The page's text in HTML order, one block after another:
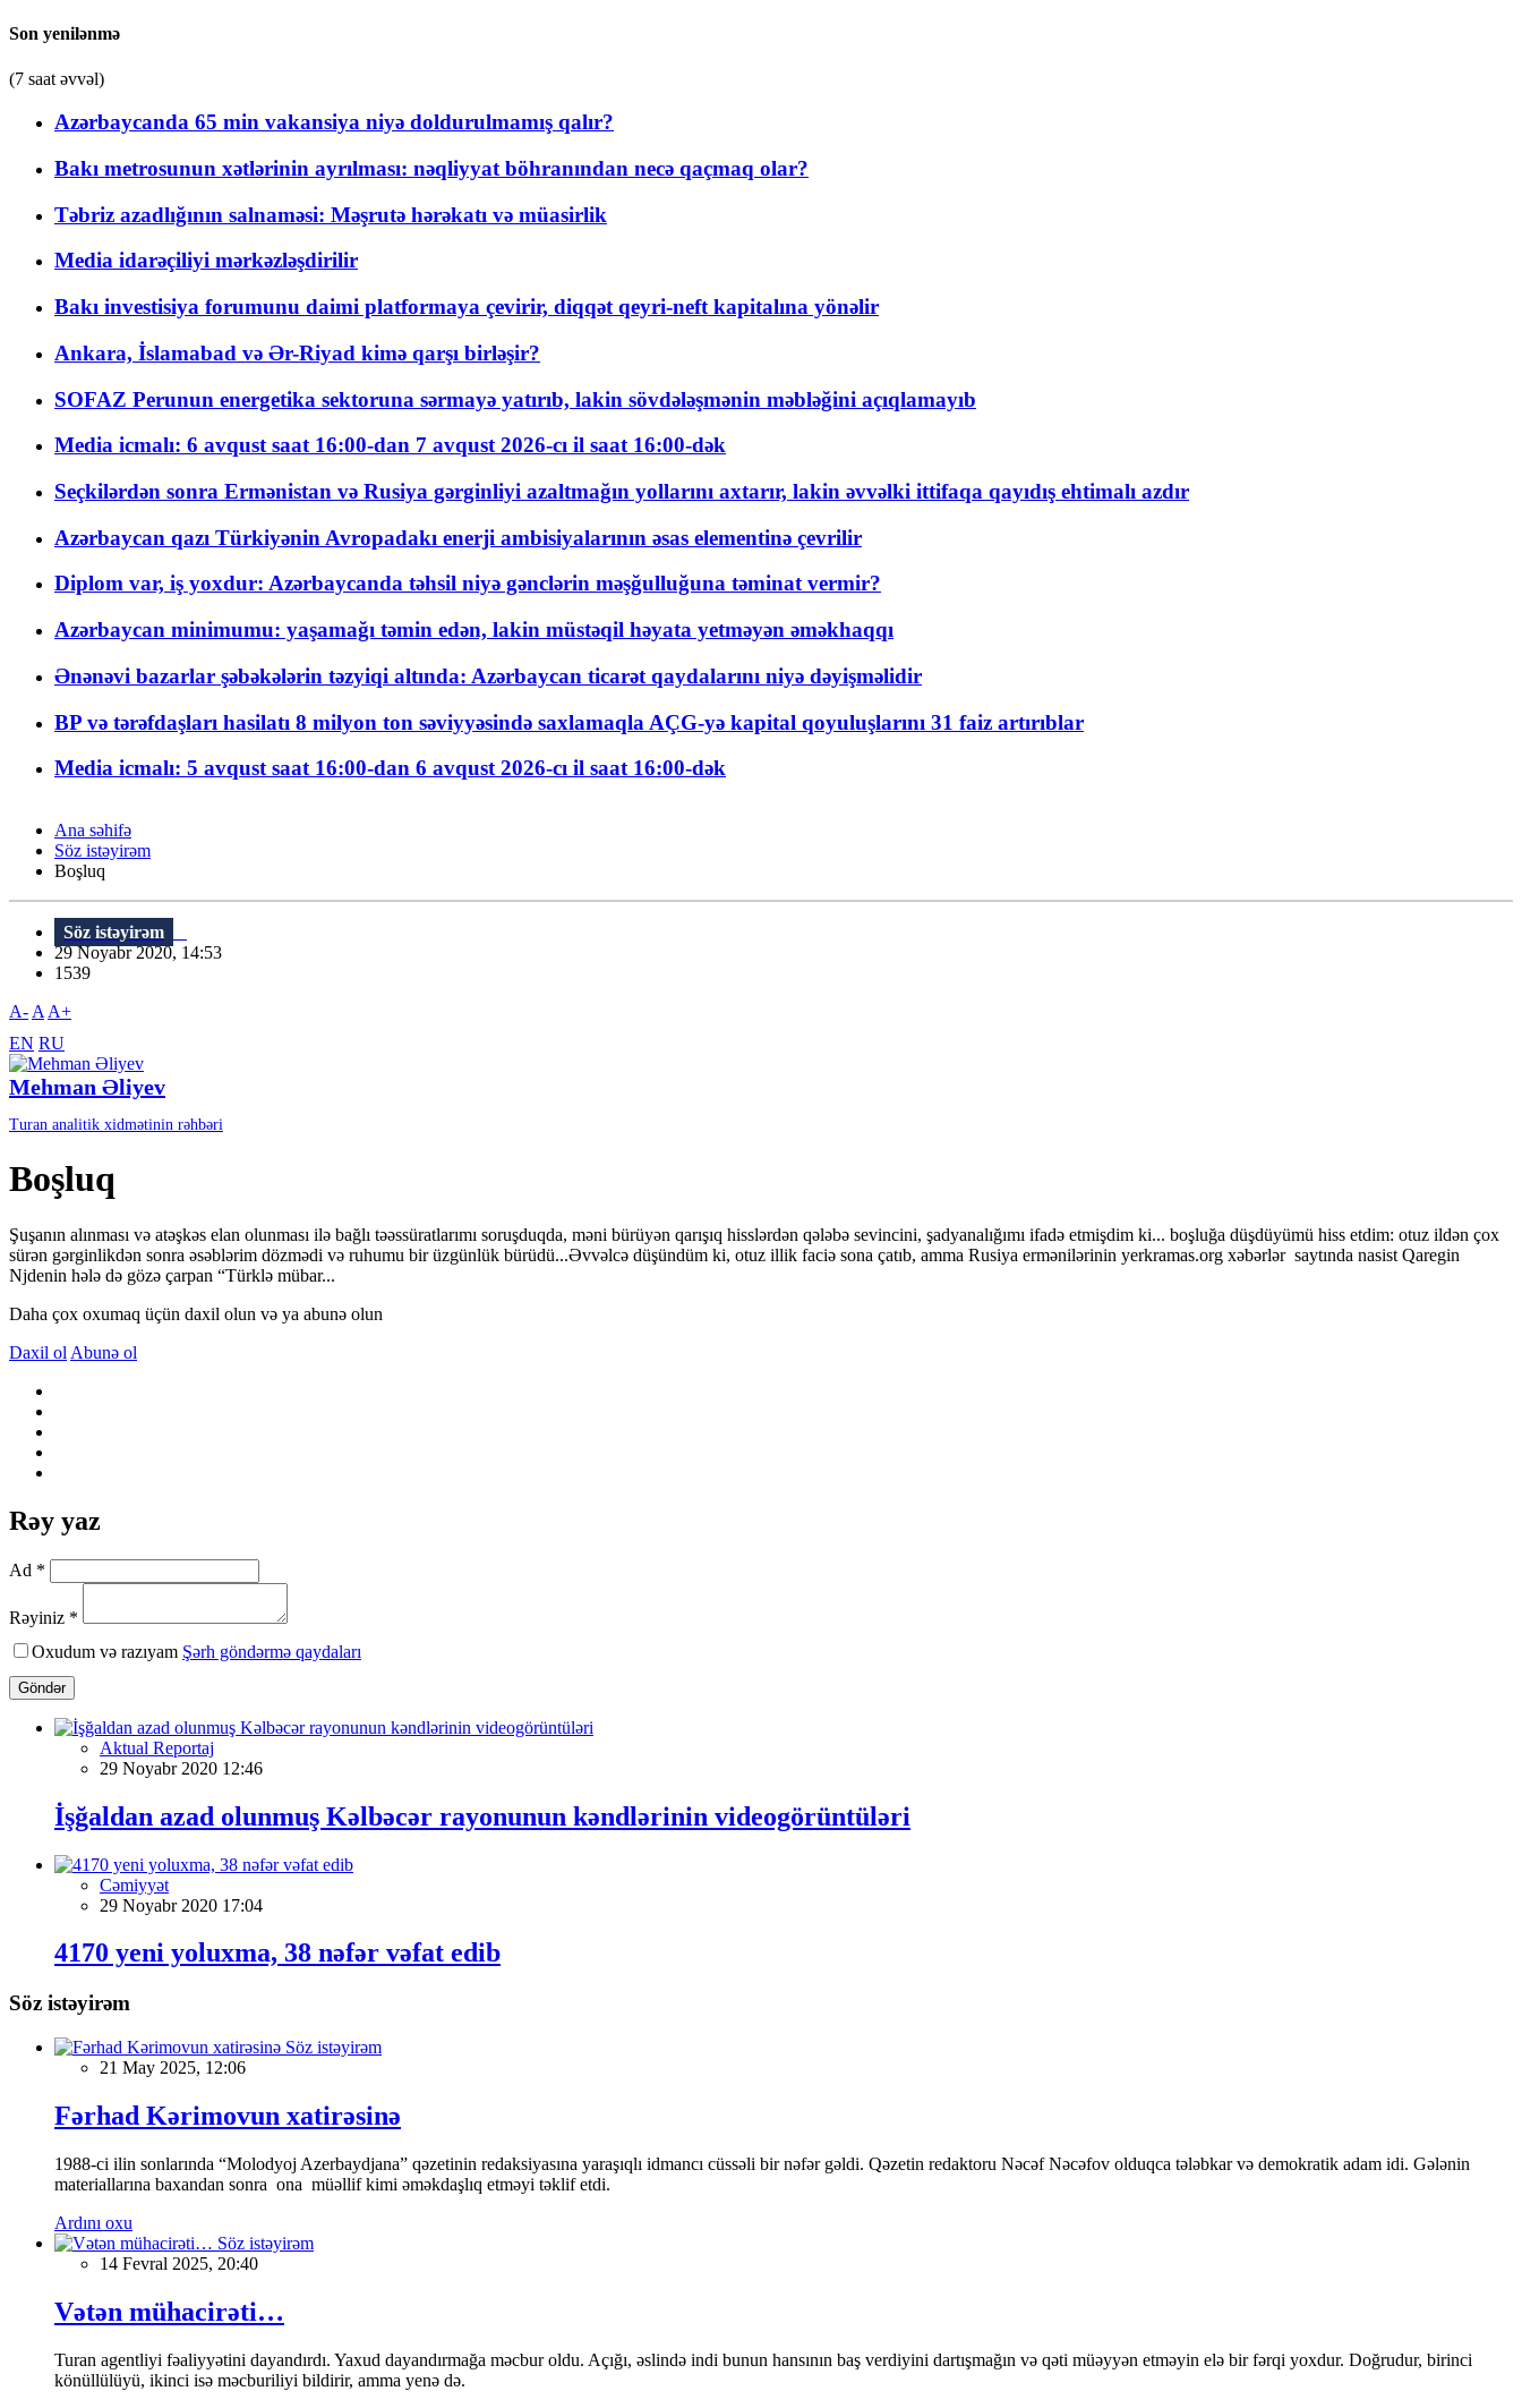
Son yenilənmə
(7 saat əvvəl)
Azərbaycanda 65 min vakansiya niyə doldurulmamış qalır?
Bakı metrosunun xətlərinin ayrılması: nəqliyyat böhranından necə qaçmaq olar?
Təbriz azadlığının salnaməsi: Məşrutə hərəkatı və müasirlik
Media idarəçiliyi mərkəzləşdirilir
Bakı investisiya forumunu daimi platformaya çevirir, diqqət qeyri-neft kapitalına yönəlir
Ankara, İslamabad və Ər-Riyad kimə qarşı birləşir?
SOFAZ Perunun energetika sektoruna sərmayə yatırıb, lakin sövdələşmənin məbləğini açıqlamayıb
Media icmalı: 6 avqust saat 16:00-dan 7 avqust 2026-cı il saat 16:00-dək
Seçkilərdən sonra Ermənistan və Rusiya gərginliyi azaltmağın yollarını axtarır, lakin əvvəlki ittifaqa qayıdış ehtimalı azdır
Azərbaycan qazı Türkiyənin Avropadakı enerji ambisiyalarının əsas elementinə çevrilir
Diplom var, iş yoxdur: Azərbaycanda təhsil niyə gənclərin məşğulluğuna təminat vermir?
Azərbaycan minimumu: yaşamağı təmin edən, lakin müstəqil həyata yetməyən əməkhaqqı
Ənənəvi bazarlar şəbəkələrin təzyiqi altında: Azərbaycan ticarət qaydalarını niyə dəyişməlidir
BP və tərəfdaşları hasilatı 8 milyon ton səviyyəsində saxlamaqla AÇG-yə kapital qoyuluşlarını 31 faiz artırıblar
Media icmalı: 5 avqust saat 16:00-dan 6 avqust 2026-cı il saat 16:00-dək
Ana səhifə
Söz istəyirəm
Boşluq
Söz istəyirəm
29 Noyabr 2020, 14:53
1539
A- A A+
EN RU
Mehman Əliyev
Turan analitik xidmətinin rəhbəri
Boşluq
Şuşanın alınması və atəşkəs elan olunması ilə bağlı təəssüratlarımı soruşduqda, məni bürüyən qarışıq hisslərdən qələbə sevincini, şadyanalığımı ifadə etmişdim ki... boşluğa düşdüyümü hiss etdim: otuz ildən çox
sürən gərginlikdən sonra əsəblərim dözmədi və ruhumu bir üzgünlük bürüdü...Əvvəlcə düşündüm ki, otuz illik faciə sona çatıb, amma Rusiya ermənilərinin yerkramas.org xəbərlər saytında nasist Qaregin
Njdenin hələ də gözə çarpan “Türklə mübar...
Daha çox oxumaq üçün daxil olun və ya abunə olun
Daxil ol Abunə ol
Rəy yaz
Ad *
Rəyiniz *
Oxudum və razıyam Şərh göndərmə qaydaları
Göndər
Aktual Reportaj
29 Noyabr 2020 12:46
İşğaldan azad olunmuş Kəlbəcər rayonunun kəndlərinin videogörüntüləri
Cəmiyyət
29 Noyabr 2020 17:04
4170 yeni yoluxma, 38 nəfər vəfat edib
Söz istəyirəm
Söz istəyirəm
21 May 2025, 12:06
Fərhad Kərimovun xatirəsinə
1988-ci ilin sonlarında “Molodyoj Azerbaydjana” qəzetinin redaksiyasına yaraşıqlı idmancı cüssəli bir nəfər gəldi. Qəzetin redaktoru Nəcəf Nəcəfov olduqca tələbkar və demokratik adam idi. Gələnin
materiallarına baxandan sonra ona müəllif kimi əməkdaşlıq etməyi təklif etdi.
Ardını oxu
Söz istəyirəm
14 Fevral 2025, 20:40
Vətən mühacirəti…
Turan agentliyi fəaliyyətini dayandırdı. Yaxud dayandırmağa məcbur oldu. Açığı, əslində indi bunun hansının baş verdiyini dartışmağın və qəti müəyyən etməyin elə bir fərqi yoxdur. Doğrudur, birinci
könüllülüyü, ikinci isə məcburiliyi bildirir, amma yenə də.